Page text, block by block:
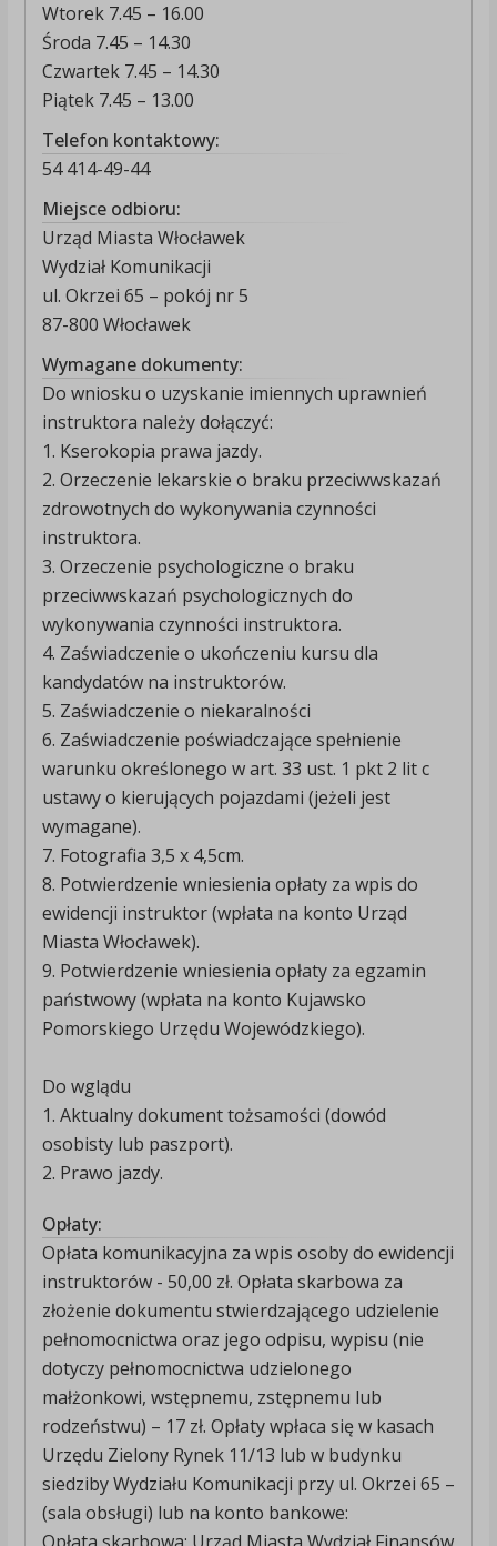
Wtorek 7.45 – 16.00
Środa 7.45 – 14.30
Czwartek 7.45 – 14.30
Piątek 7.45 – 13.00
Telefon kontaktowy:
54 414-49-44
Miejsce odbioru:
Urząd Miasta Włocławek
Wydział Komunikacji
ul. Okrzei 65 – pokój nr 5
87-800 Włocławek
Wymagane dokumenty:
Do wniosku o uzyskanie imiennych uprawnień
instruktora należy dołączyć:
1. Kserokopia prawa jazdy.
2. Orzeczenie lekarskie o braku przeciwwskazań
zdrowotnych do wykonywania czynności
instruktora.
3. Orzeczenie psychologiczne o braku
przeciwwskazań psychologicznych do
wykonywania czynności instruktora.
4. Zaświadczenie o ukończeniu kursu dla
kandydatów na instruktorów.
5. Zaświadczenie o niekaralności
6. Zaświadczenie poświadczające spełnienie
warunku określonego w art. 33 ust. 1 pkt 2 lit c
ustawy o kierujących pojazdami (jeżeli jest
wymagane).
7. Fotografia 3,5 x 4,5cm.
8. Potwierdzenie wniesienia opłaty za wpis do
ewidencji instruktor (wpłata na konto Urząd
Miasta Włocławek).
9. Potwierdzenie wniesienia opłaty za egzamin
państwowy (wpłata na konto Kujawsko
Pomorskiego Urzędu Wojewódzkiego).
Do wglądu
1. Aktualny dokument tożsamości (dowód
osobisty lub paszport).
2. Prawo jazdy.
Opłaty:
Opłata komunikacyjna za wpis osoby do ewidencji
instruktorów - 50,00 zł. Opłata skarbowa za
złożenie dokumentu stwierdzającego udzielenie
pełnomocnictwa oraz jego odpisu, wypisu (nie
dotyczy pełnomocnictwa udzielonego
małżonkowi, wstępnemu, zstępnemu lub
rodzeństwu) – 17 zł. Opłaty wpłaca się w kasach
Urzędu Zielony Rynek 11/13 lub w budynku
siedziby Wydziału Komunikacji przy ul. Okrzei 65 –
(sala obsługi) lub na konto bankowe: